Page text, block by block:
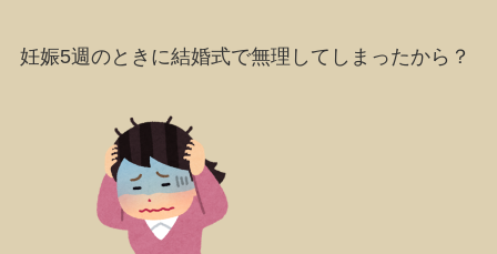
妊娠5週のときに結婚式で無理してしまったから？